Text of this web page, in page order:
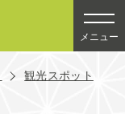
メニュー
観光スポット